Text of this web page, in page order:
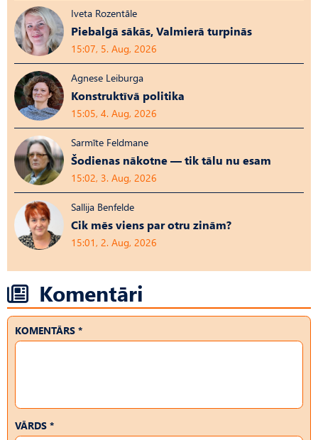
Iveta Rozentāle
Piebalgā sākās, Valmierā turpinās
15:07, 5. Aug, 2026
Agnese Leiburga
Konstruktīvā politika
15:05, 4. Aug, 2026
Sarmīte Feldmane
Šodienas nākotne — tik tālu nu esam
15:02, 3. Aug, 2026
Sallija Benfelde
Cik mēs viens par otru zinām?
15:01, 2. Aug, 2026
Komentāri
KOMENTĀRS *
VĀRDS *